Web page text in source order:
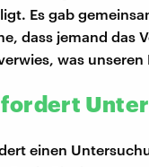
Es gab
dass jemand das
was
einen